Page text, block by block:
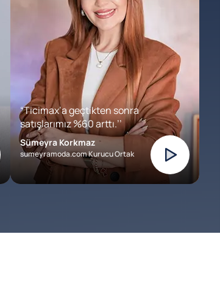
“Ticimax’a geçtikten sonra
satışlarımız %60 arttı.’’
Sümeyra Korkmaz
sumeyramoda.com Kurucu Ortak